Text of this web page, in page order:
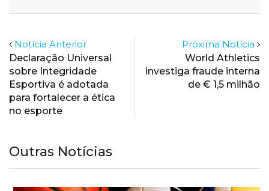
Notícia Anterior
Declaração Universal
sobre Integridade
Esportiva é adotada
para fortalecer a ética
no esporte
Próxima Notícia
World Athletics
investiga fraude interna
de € 1,5 milhão
Outras Notícias